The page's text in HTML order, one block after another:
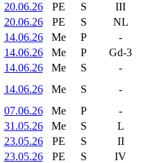
20.06.26
PE S III
20.06.26
PE S NL
14.06.26
Me P -
14.06.26
Me P Gd-3
14.06.26
Me S -
14.06.26
Me S -
07.06.26
Me P -
31.05.26
Me S L
23.05.26
PE S II
23.05.26
PE S IV